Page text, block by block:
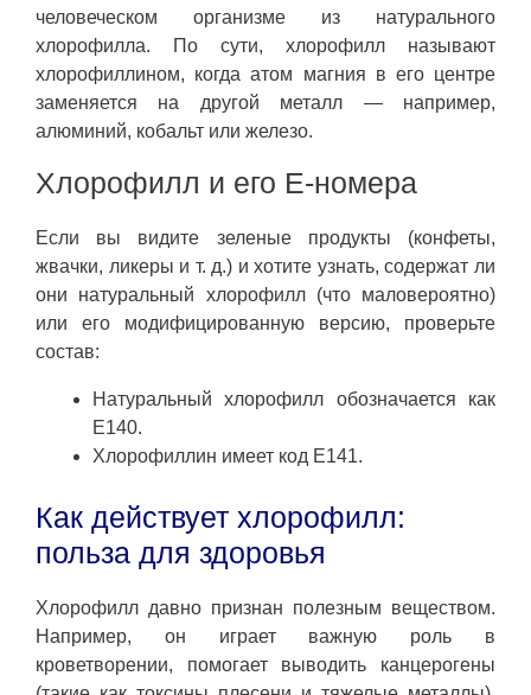
человеческом организме из натурального
хлорофилла. По сути, хлорофилл называют
хлорофиллином, когда атом магния в его центре
заменяется на другой металл — например,
алюминий, кобальт или железо.
Хлорофилл и его E-номера
Если вы видите зеленые продукты (конфеты,
жвачки, ликеры и т. д.) и хотите узнать, содержат ли
они натуральный хлорофилл (что маловероятно)
или его модифицированную версию, проверьте
состав:
Натуральный хлорофилл обозначается как
E140.
Хлорофиллин имеет код E141.
Как действует хлорофилл:
польза для здоровья
Хлорофилл давно признан полезным веществом.
Например, он играет важную роль в
кроветворении, помогает выводить канцерогены